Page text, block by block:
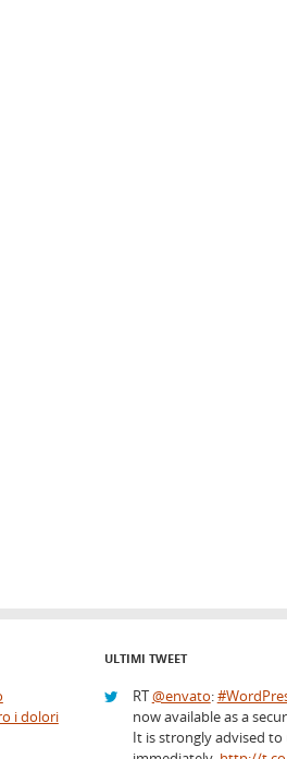
i dolori
ULTIMI TWEET
RT@envato:
now available as a
It is strongly advised